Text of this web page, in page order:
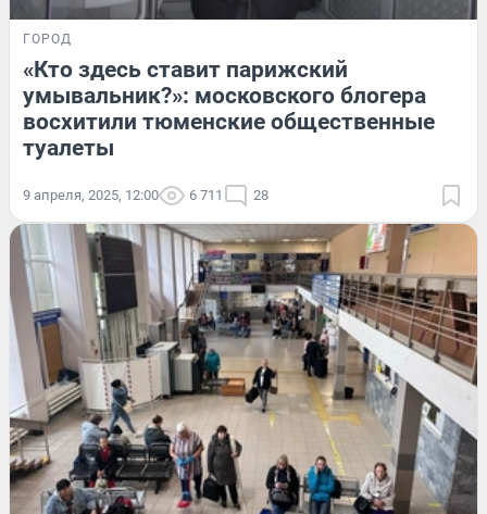
ГОРОД
«Кто здесь ставит парижский
умывальник?»: московского блогера
восхитили тюменские общественные
туалеты
9 апреля, 2025, 12:00 6 711 28